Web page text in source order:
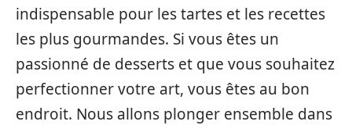
indispensable pour les tartes et les recettes
les plus gourmandes. Si vous êtes un
passionné de desserts et que vous souhaitez
perfectionner votre art, vous êtes au bon
endroit. Nous allons plonger ensemble dans